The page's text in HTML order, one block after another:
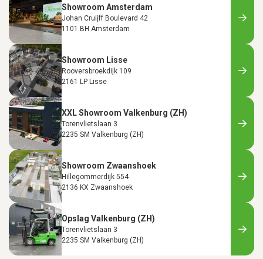
Showroom Amsterdam
Johan Cruijff Boulevard 42
1101 BH Amsterdam
Showroom Lisse
Rooversbroekdijk 109
2161 LP Lisse
XXL Showroom Valkenburg (ZH)
Torenvlietslaan 3
2235 SM Valkenburg (ZH)
Showroom Zwaanshoek
Hillegommerdijk 554
2136 KX Zwaanshoek
Opslag Valkenburg (ZH)
Torenvlietslaan 3
2235 SM Valkenburg (ZH)